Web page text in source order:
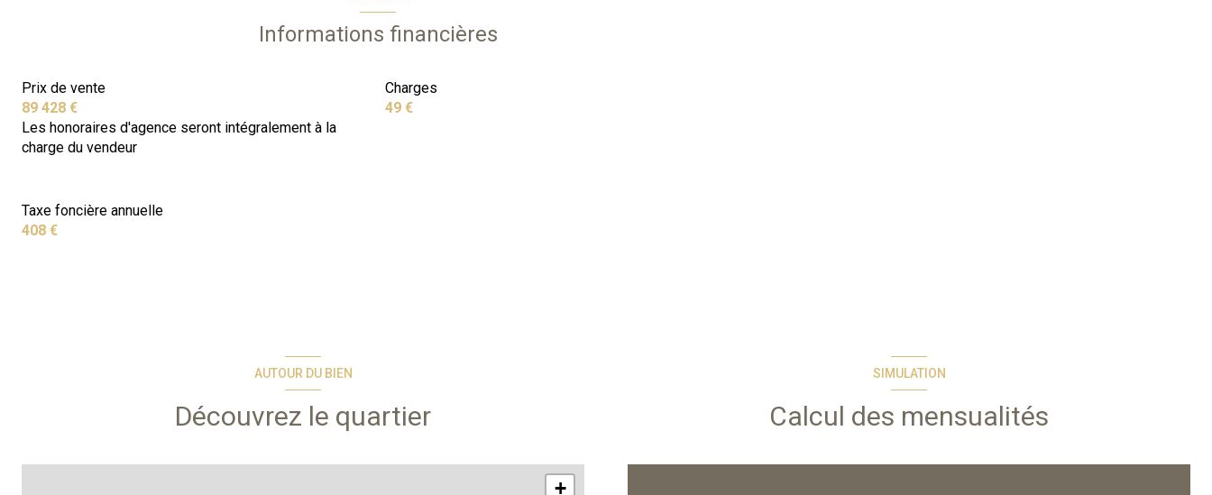
Informations financières
Prix de vente
89 428 €
Les honoraires d'agence seront intégralement à la
charge du vendeur
Charges
49 €
Taxe foncière annuelle
408 €
AUTOUR DU BIEN
Découvrez le quartier
+
SIMULATION
Calcul des mensualités